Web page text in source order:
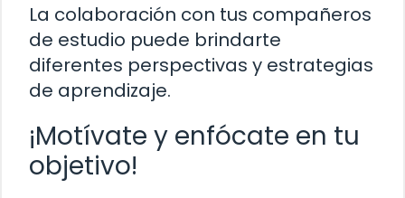
La colaboración con tus compañeros
de estudio puede brindarte
diferentes perspectivas y estrategias
de aprendizaje.
¡Motívate y enfócate en tu
objetivo!